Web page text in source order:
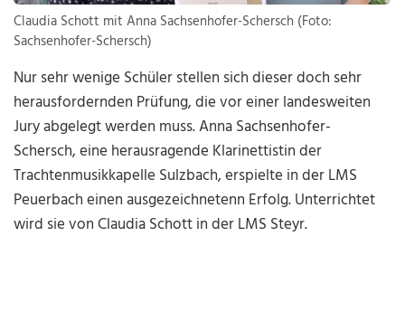
Claudia Schott mit Anna Sachsenhofer-Schersch (Foto:
Sachsenhofer-Schersch)
Nur sehr wenige Schüler stellen sich dieser doch sehr
herausfordernden Prüfung, die vor einer landesweiten
Jury abgelegt werden muss. Anna Sachsenhofer-
Schersch, eine herausragende Klarinettistin der
Trachtenmusikkapelle Sulzbach, erspielte in der LMS
Peuerbach einen ausgezeichnetenn Erfolg. Unterrichtet
wird sie von Claudia Schott in der LMS Steyr.